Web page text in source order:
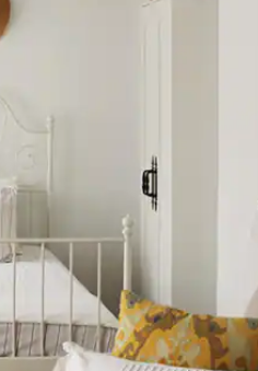
hacia arriba y hacia abajo o